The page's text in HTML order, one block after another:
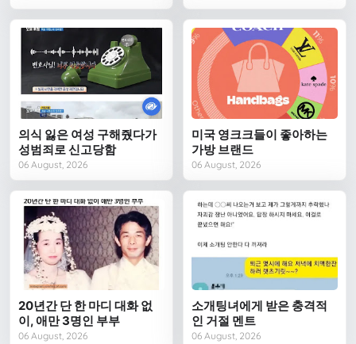
의식 잃은 여성 구해줬다가
성범죄로 신고당함
06 August, 2026
미국 영크크들이 좋아하는
가방 브랜드
06 August, 2026
20년간 단 한 마디 대화 없
이, 애만 3명인 부부
06 August, 2026
소개팅녀에게 받은 충격적
인 거절 멘트
06 August, 2026